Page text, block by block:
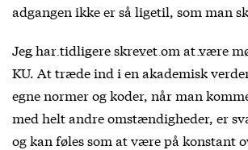
adgangen ikke er så ligetil, som man
Jeg har tidligere skrevet om at være
KU. At træde ind i en akademisk
egne normer og koder, når man
med helt andre omstændigheder, er
og kan føles som at være på konstant